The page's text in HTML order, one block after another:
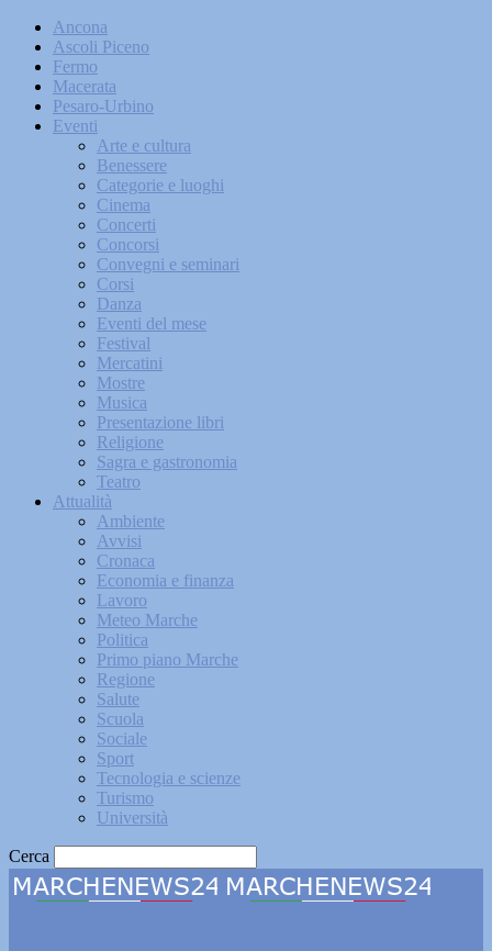
Ancona
Ascoli Piceno
Fermo
Macerata
Pesaro-Urbino
Eventi
Arte e cultura
Benessere
Categorie e luoghi
Cinema
Concerti
Concorsi
Convegni e seminari
Corsi
Danza
Eventi del mese
Festival
Mercatini
Mostre
Musica
Presentazione libri
Religione
Sagra e gastronomia
Teatro
Attualità
Ambiente
Avvisi
Cronaca
Economia e finanza
Lavoro
Meteo Marche
Politica
Primo piano Marche
Regione
Salute
Scuola
Sociale
Sport
Tecnologia e scienze
Turismo
Università
Cerca